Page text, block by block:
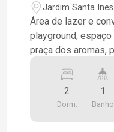
Jardim Santa
Área de lazer e
playground,
praça dos aromas,
pet place e
em 3 torres Vagas
total, sendo 299
2
Dorm.
1
Banho